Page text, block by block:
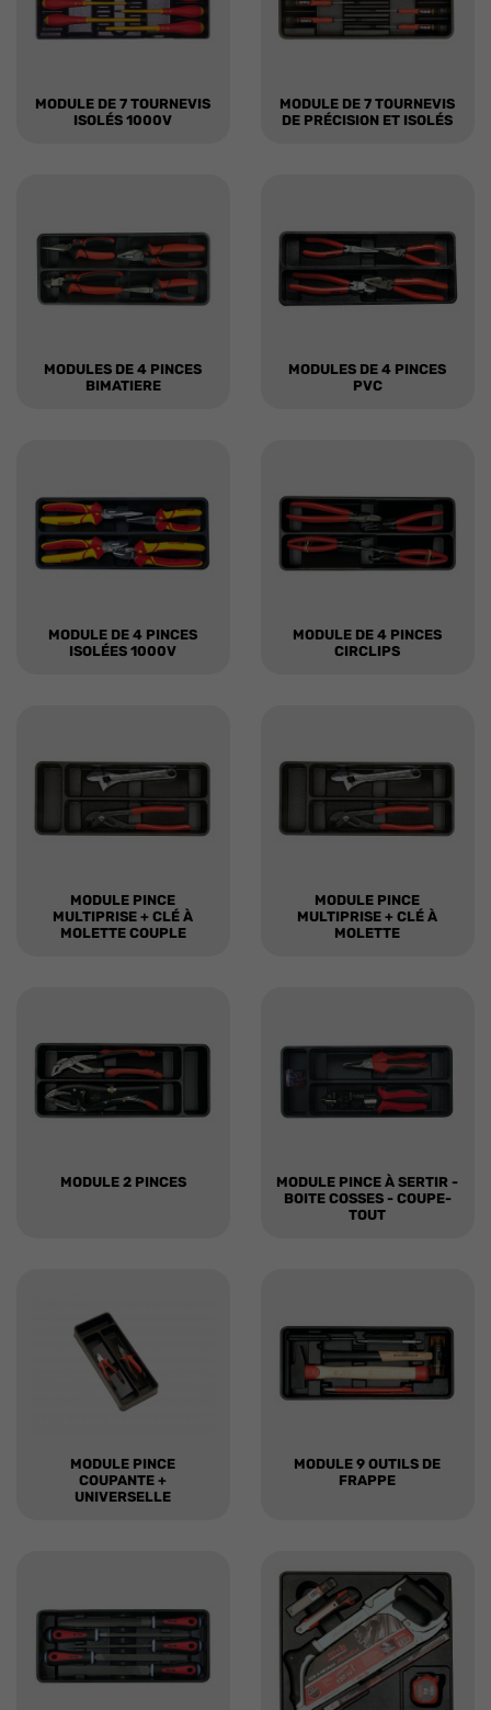
MODULE DE 7 TOURNEVIS
ISOLÉS 1000V
MODULE DE 7 TOURNEVIS
DE PRÉCISION ET ISOLÉS
MODULES DE 4 PINCES
BIMATIERE
MODULES DE 4 PINCES
PVC
MODULE DE 4 PINCES
ISOLÉES 1000V
MODULE DE 4 PINCES
CIRCLIPS
MODULE PINCE
MULTIPRISE + CLÉ À
MOLETTE COUPLE
MODULE PINCE
MULTIPRISE + CLÉ À
MOLETTE
MODULE 2 PINCES
MODULE PINCE À SERTIR -
BOITE COSSES - COUPE-
TOUT
MODULE PINCE
COUPANTE +
UNIVERSELLE
MODULE 9 OUTILS DE
FRAPPE